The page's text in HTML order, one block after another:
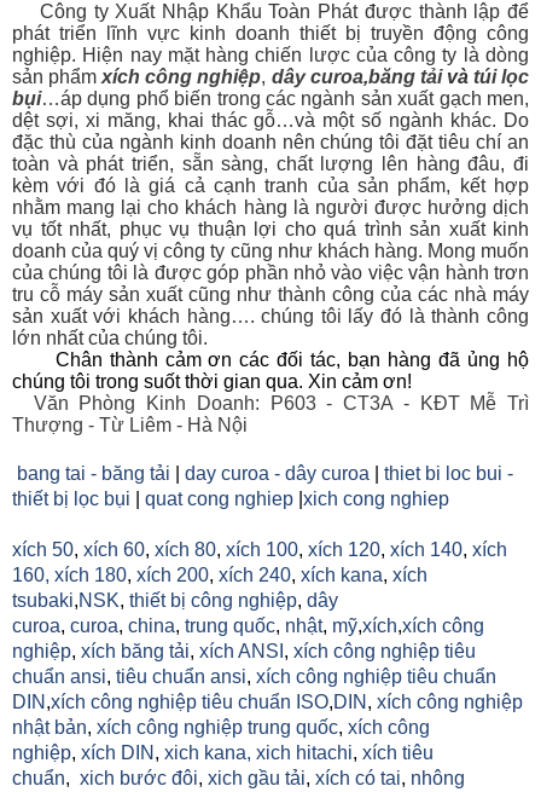
Công ty Xuất Nhập Khẩu Toàn Phát được thành lập để
phát triển lĩnh vực kinh doanh thiết bị truyền động công
nghiệp. Hiện nay mặt hàng chiến lược của công ty là dòng
sản phẩm xích công nghiệp, dây curoa,băng tảivàtúi lọc
bụi…áp dụng phổ biến trong các ngành sản xuất gạch men,
dệt sợi, xi măng, khai thác gỗ…và một số ngành khác. Do
đặc thù của ngành kinh doanh nên chúng tôi đặt tiêu chí an
toàn và phát triển, sẵn sàng, chất lượng lên hàng đâu, đi
kèm với đó là giá cả cạnh tranh của sản phẩm, kết hợp
nhằm mang lại cho khách hàng là người được hưởng dịch
vụ tốt nhất, phục vụ thuận lợi cho quá trình sản xuất kinh
doanh của quý vị công ty cũng như khách hàng. Mong muốn
của chúng tôi là được góp phần nhỏ vào việc vận hành trơn
tru cỗ máy sản xuất cũng như thành công của các nhà máy
sản xuất với khách hàng…. chúng tôi lấy đó là thành công
lớn nhất của chúng tôi.
Chân thành cảm ơn các đối tác, bạn hàng đã ủng hộ
chúng tôi trong suốt thời gian qua. Xin cảm ơn!
Văn Phòng Kinh Doanh: P603 - CT3A - KĐT Mễ Trì
Thượng - Từ Liêm - Hà Nội
bang tai - băng tải day curoa - dây curoa
thiet bi loc bui -
thiết bị lọc bụi
quat cong nghiep xich cong nghiep
xích 50, xích 60, xích 80, xích 100, xích 120, xích 140, xích
160, xích 180, xích 200, xích 240, xích kana, xích
tsubaki,NSK, thiết bị công nghiệp, dây
curoa, curoa, china, trung quốc, nhật, mỹ,xích,xích công
nghiệp, xích băng tải, xích ANSI , xích công nghiệp tiêu
chuẩn ansi, tiêu chuẩn ansi, xích công nghiệp tiêu chuẩn
DIN ,xích công nghiệp tiêu chuẩn ISO,DIN , xích công nghiệp
nhật bản, xích công nghiệp trung quốc, xích công
nghiệp, xích DIN , xich kana, xich hitachi, xích tiêu
chuẩn, xich bước đôi, xich gầu tải, xích có tai, nhông